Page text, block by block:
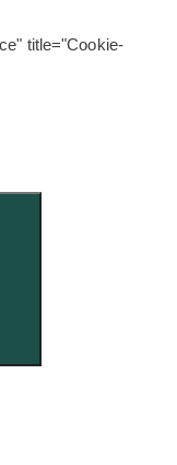
title="Cookie-